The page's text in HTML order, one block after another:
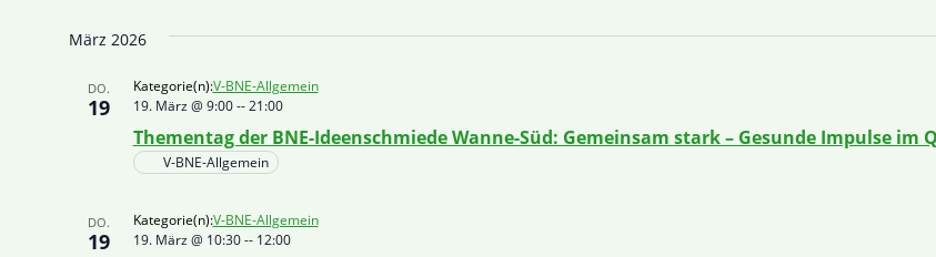
wählen.
März 2026
DO.
19
Thementag der BNE-Ideenschmiede Wanne-Süd: Gemeinsam stark – Gesunde Impulse im
19. März @ 9:00--21:00
Kategorie(n):V-BNE-Allgemein
V-BNE-Allgemein
DO.
19 19. März @ 10:30-- 12:00
Kategorie(n):V-BNE-Allgemein